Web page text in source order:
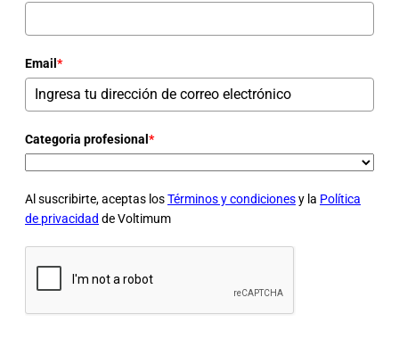
Email *
Categoria profesional *
Al suscribirte, aceptas losTérminos y condicionesy la Política
de privacidad de Voltimum